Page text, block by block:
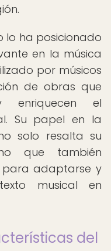
lo ha posicionado
en la música
por músicos
de obras que
enriquecen el
Su papel en la
solo resalta su
que también
adaptarse y
musical en
del